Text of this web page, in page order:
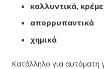
καλλυντικά,
απορρυπαντικά
χημικά
Κατάλληλο για αυτόματη